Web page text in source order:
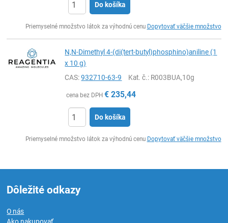
Do košíka
Priemyselné množstvo látok za výhodnú cenu Dopytovať väčšie množstvo
N,N-Dimethyl 4-(di(tert-butyl)phosphino)aniline (1
x 10 g)
CAS:932710-63-9 Kat. č.: R003BUA,10g
cena bez DPH € 235,44
Do košíka
Priemyselné množstvo látok za výhodnú cenu Dopytovať väčšie množstvo
Dôležité odkazy
O nás